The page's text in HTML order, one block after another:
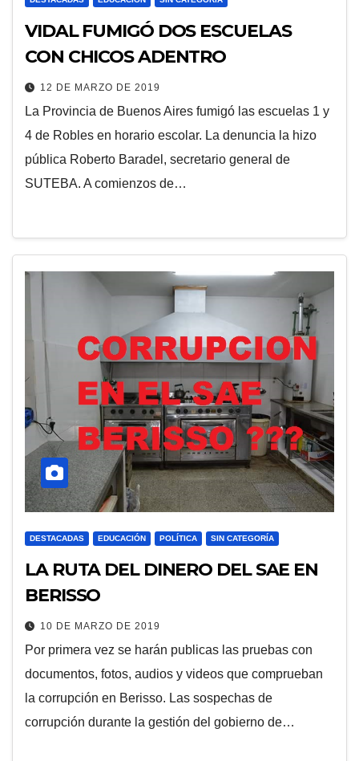
VIDAL FUMIGÓ DOS ESCUELAS
CON CHICOS ADENTRO
12 DE MARZO DE 2019
La Provincia de Buenos Aires fumigó las escuelas 1 y
4 de Robles en horario escolar. La denuncia la hizo
pública Roberto Baradel, secretario general de
SUTEBA. A comienzos de…
DESTACADAS EDUCACIÓN POLÍTICA SIN CATEGORÍA
LA RUTA DEL DINERO DEL SAE EN
BERISSO
10 DE MARZO DE 2019
Por primera vez se harán publicas las pruebas con
documentos, fotos, audios y videos que comprueban
la corrupción en Berisso. Las sospechas de
corrupción durante la gestión del gobierno de…